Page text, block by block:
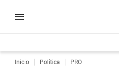
Inicio Política PRO